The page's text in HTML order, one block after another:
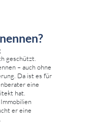
geschützt.
– auch ohne
Da ist es für
eine
hat.
er eine